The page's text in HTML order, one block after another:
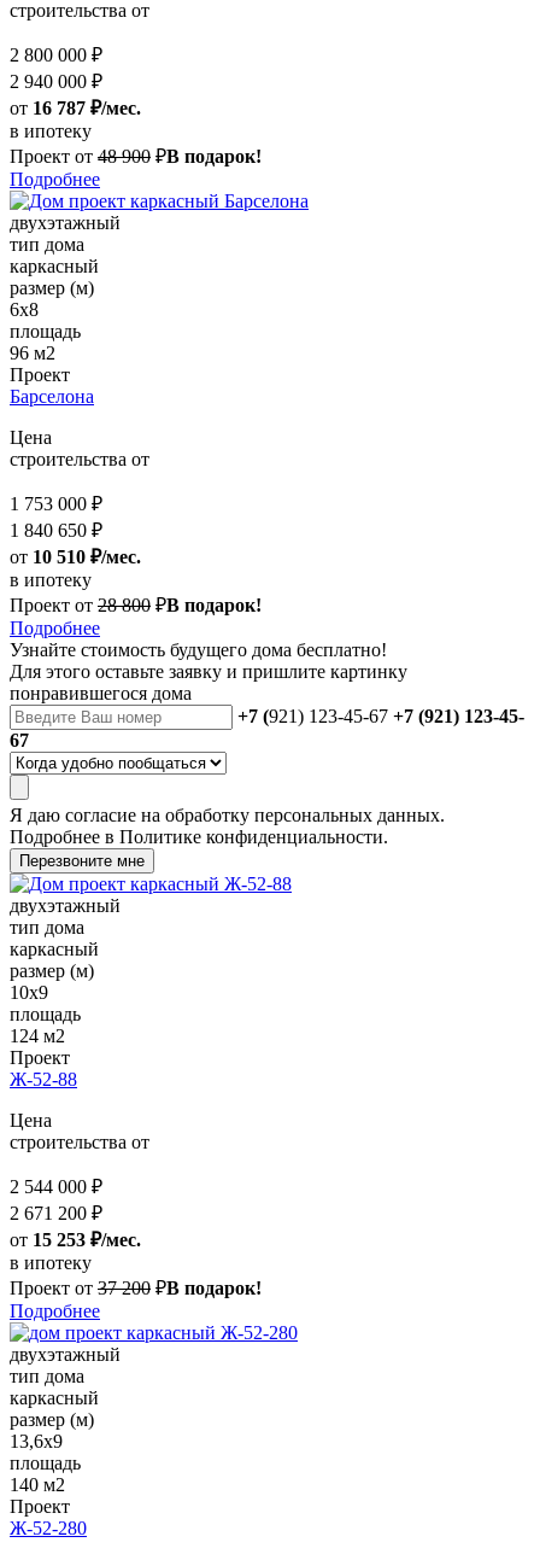
строительства от
2 800 000 ₽
2 940 000 ₽
от 16 787 ₽/мес.
в ипотеку
Проект от 48 900 ₽В подарок!
Подробнее
двухэтажный
тип дома
каркасный
размер (м)
6х8
площадь
96 м2
Проект
Барселона
Цена
строительства от
1 753 000 ₽
1 840 650 ₽
от 10 510 ₽/мес.
в ипотеку
Проект от 28 800 ₽В подарок!
Подробнее
Узнайте стоимость будущего дома бесплатно!
Для этого оставьте заявку и пришлите картинку
понравившегося дома
+7 (921) 123-45-67 +7 (921) 123-45-
67
Я даю согласие на обработку персональных данных.
Подробнее в Политике конфиденциальности.
Перезвоните мне
двухэтажный
тип дома
каркасный
размер (м)
10x9
площадь
124 м2
Проект
Ж-52-88
Цена
строительства от
2 544 000 ₽
2 671 200 ₽
от 15 253 ₽/мес.
в ипотеку
Проект от 37 200 ₽В подарок!
Подробнее
двухэтажный
тип дома
каркасный
размер (м)
13,6x9
площадь
140 м2
Проект
Ж-52-280